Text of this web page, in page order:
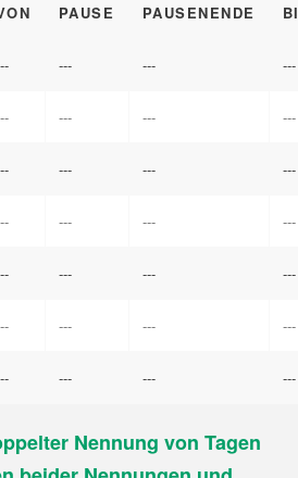
PAUSE PAUSENENDE
--- --- ---
--- --- ---
--- --- ---
--- --- ---
--- --- ---
--- --- ---
--- --- ---
Nennung von Tagen